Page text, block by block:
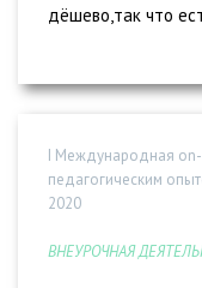
дёшево,так что
I Международная
педагогическим
2020
ВНЕУРОЧНАЯ